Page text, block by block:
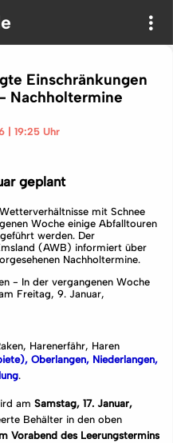
Einschränkungen
Nachholtermine
| 19:25 Uhr
geplant
mit Schnee
Woche einige Abfalltouren
werden. Der
(AWB) informiert über
Nachholtermine.
- In der vergangenen Woche
Freitag, 9. Januar,
Harenerfähr, Haren
Oberlangen, Niederlangen,
.
am Samstag, 17. Januar,
Behälter in den oben
Vorabend des Leerungstermins